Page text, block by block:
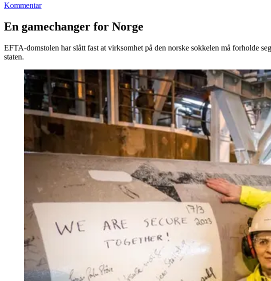
Kommentar
En gamechanger for Norge
EFTA-domstolen har slått fast at virksomhet på den norske sokkelen må forholde
staten.